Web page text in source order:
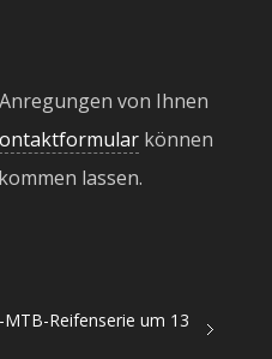
von Ihnen
können
lassen.
Reifenserie um 13